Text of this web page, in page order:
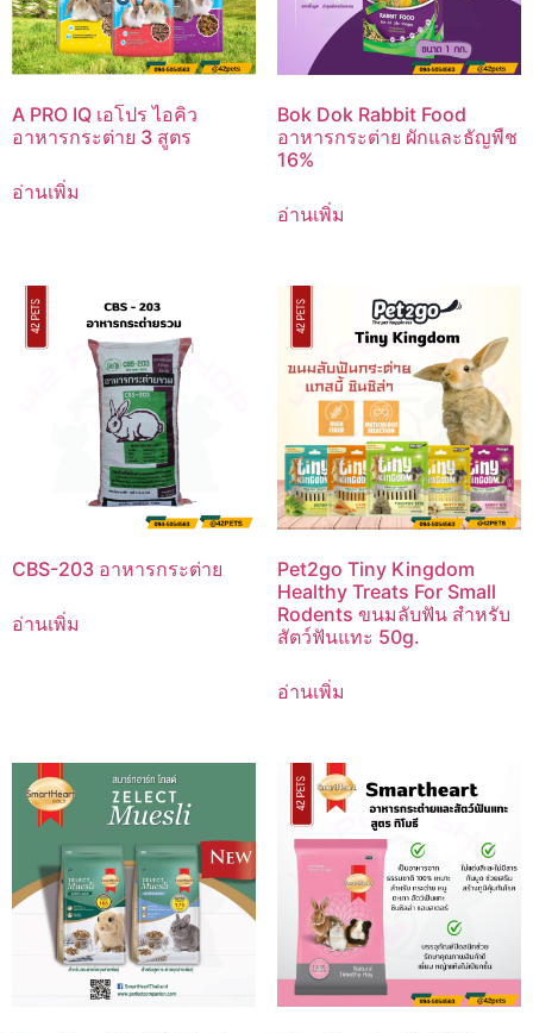
A PRO IQ เอโปร ไอคิว
อาหารกระต่าย 3 สูตร
อ่านเพิ่ม
Bok Dok Rabbit Food
อาหารกระต่าย ผักและธัญพืช
16%
อ่านเพิ่ม
CBS-203 อาหารกระต่าย
อ่านเพิ่ม
Pet2go Tiny Kingdom
Healthy Treats For Small
Rodents ขนมลับฟัน สำหรับ
สัตว์ฟันแทะ 50g.
อ่านเพิ่ม